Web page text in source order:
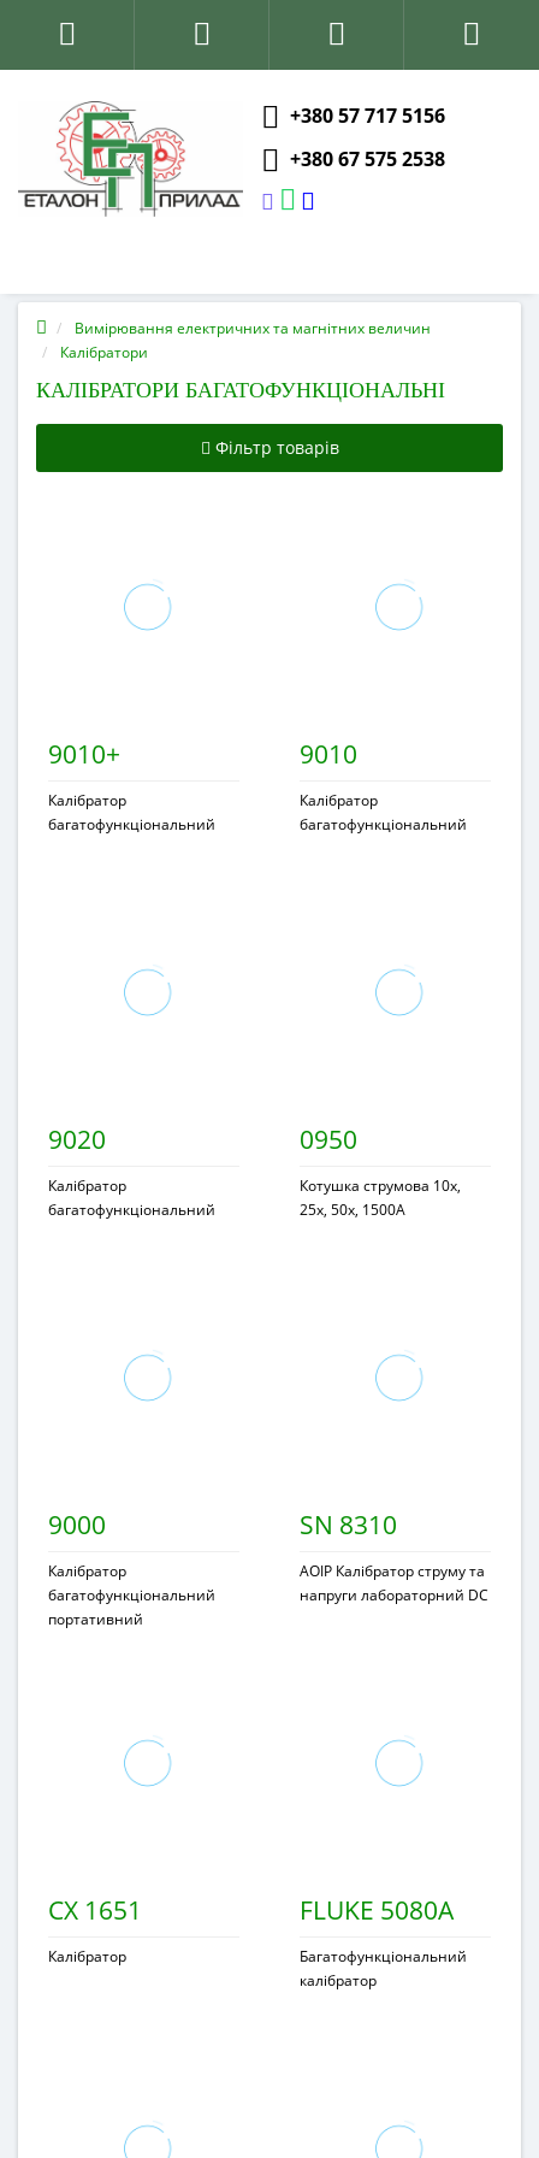
+380 57 717 5156
+380 67 575 2538
Вимірювання електричних та магнітних величин
Калібратори
КАЛІБРАТОРИ БАГАТОФУНКЦІОНАЛЬНІ
Фільтр товарів
9010+
Калібратор
багатофункціональний
9010
Калібратор
багатофункціональний
9020
Калібратор
багатофункціональний
0950
Котушка струмова 10x,
25x, 50x, 1500A
9000
Калібратор
багатофункціональний
портативний
SN 8310
AOIP Калібратор струму та
напруги лабораторний DC
CX 1651
Калібратор
FLUKE 5080А
Багатофункціональний
калібратор